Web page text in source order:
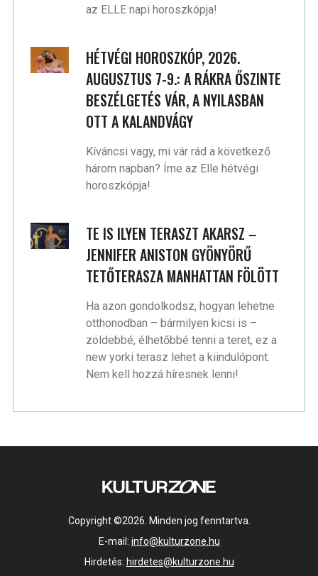
az ELLE napi horoszkópja!
HÉTVÉGI HOROSZKÓP, 2026.
AUGUSZTUS 7-9.: A RÁKRA ŐSZINTE
BESZÉLGETÉS VÁR, A NYILASBAN
OTT A KALANDVÁGY
Kíváncsi vagy, mi vár rád a következő
három napban? Íme az Elle hétvégi
horoszkópja!
TE IS ILYEN TERASZT AKARSZ –
JENNIFER ANISTON GYÖNYÖRŰ
TETŐTERASZA MANHATTAN FÖLÖTT
Ha azon gondolkodsz, hogyan lehetne
otthonodban – bármilyen kicsi is –
zöldebbé, élhetőbbé tenni a teret, ez a
new yorki terasz lehet a kiindulópont.
Nem kell hozzá híresnek lenni!
Copyright ©2026. Minden jog fenntartva.
E-mail: info@kulturzone.hu
Hirdetés: hirdetes@kulturzone.hu